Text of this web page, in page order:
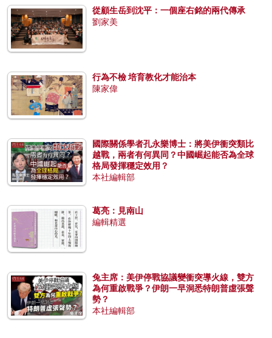
從顧生岳到沈平：一個座右銘的兩代傳承
劉家美
行為不檢 培育教化才能治本
陳家偉
國際關係學者孔永樂博士：將美伊衝突類比
越戰，兩者有何異同？中國崛起能否為全球
格局發揮穩定效用？
本社編輯部
葛亮：見南山
編輯精選
兔主席：美伊停戰協議變衝突導火線，雙方
為何重啟戰爭？伊朗一早洞悉特朗普虛張聲
勢？
本社編輯部